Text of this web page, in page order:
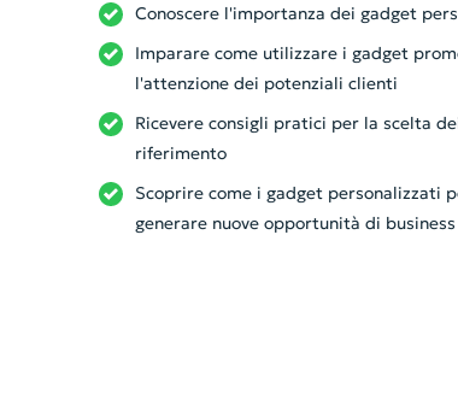
Conoscere l'importanza dei gadget
Imparare come utilizzare i gadget
l'attenzione dei potenziali clienti
Ricevere consigli pratici per la scelta
riferimento
Scoprire come i gadget personalizzati
generare nuove opportunità di business